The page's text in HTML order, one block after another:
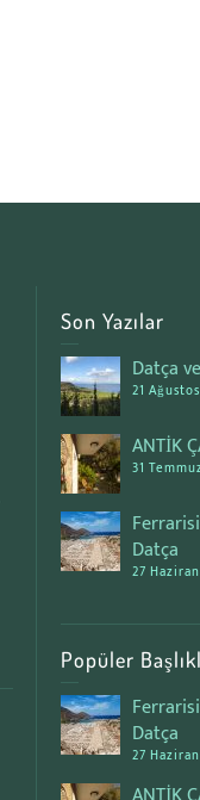
Son Yazılar
Datça
21
ANTİK
31
Datça
27
Popüler
Datça
27